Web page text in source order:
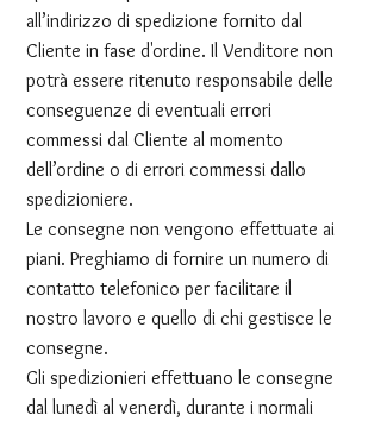
all’indirizzo di spedizione fornito dal
Cliente in fase d'ordine. Il Venditore non
potrà essere ritenuto responsabile delle
conseguenze di eventuali errori
commessi dal Cliente al momento
dell’ordine o di errori commessi dallo
spedizioniere.
Le consegne non vengono effettuate ai
piani. Preghiamo di fornire un numero di
contatto telefonico per facilitare il
nostro lavoro e quello di chi gestisce le
consegne.
Gli spedizionieri effettuano le consegne
dal lunedì al venerdì, durante i normali